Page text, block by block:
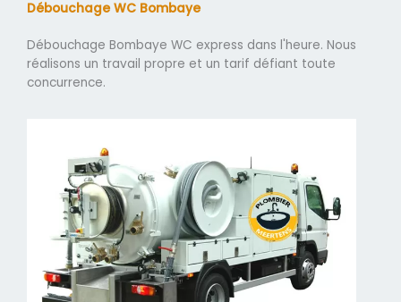
Débouchage WC Bombaye
Débouchage Bombaye WC express dans l'heure. Nous
réalisons un travail propre et un tarif défiant toute
concurrence.